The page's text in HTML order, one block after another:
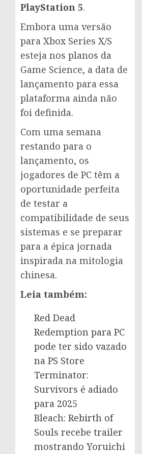
PlayStation 5.
Embora uma versão
para Xbox Series X/S
esteja nos planos da
Game Science, a data de
lançamento para essa
plataforma ainda não
foi definida.
Com uma semana
restando para o
lançamento, os
jogadores de PC têm a
oportunidade perfeita
de testar a
compatibilidade de seus
sistemas e se preparar
para a épica jornada
inspirada na mitologia
chinesa.
Leia também:
Red Dead
Redemption para PC
pode ter sido vazado
na PS Store
Terminator:
Survivors é adiado
para 2025
Bleach: Rebirth of
Souls recebe trailer
mostrando Yoruichi